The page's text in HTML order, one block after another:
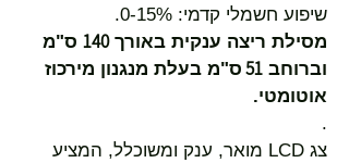
שיפוע חשמלי קדמי: 0-15%.
מסילת ריצה ענקית באורך140 ס"מ
וברוחב 51 ס"מ בעלת מנגנון מירכוז
אוטומטי.
.
צג LCD מואר, ענק ומשוכלל, המציע